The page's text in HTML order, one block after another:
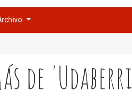
de 'Udaberri